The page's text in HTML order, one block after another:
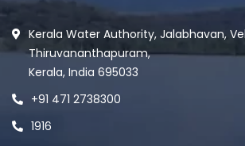
Kerala Water Authority, Jalabhavan,
Thiruvananthapuram,
Kerala, India 695033
+91 471 2738300
1916